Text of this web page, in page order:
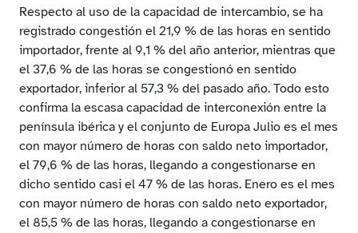
Respecto al uso de la capacidad de intercambio, se ha
registrado congestión el 21,9 % de las horas en sentido
importador, frente al 9,1 % del año anterior, mientras que
el 37,6 % de las horas se congestionó en sentido
exportador, inferior al 57,3 % del pasado año. Todo esto
confirma la escasa capacidad de interconexión entre la
península ibérica y el conjunto de Europa Julio es el mes
con mayor número de horas con saldo neto importador,
el 79,6 % de las horas, llegando a congestionarse en
dicho sentido casi el 47 % de las horas. Enero es el mes
con mayor número de horas con saldo neto exportador,
el 85,5 % de las horas, llegando a congestionarse en